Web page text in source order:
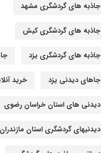
جاذبه های گردشگری مشهد
جاذبه های گردشگری کیش
جاذبه های گردشگری یزد
جاهای دیدنی یزد خرید
دیدنی های استان خراسان رضوی
دیدنیهای گردشگری استان مازندران